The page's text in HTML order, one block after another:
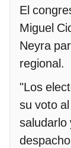
El
Miguel
Neyra
regional.
"Los
su voto
saludarlo